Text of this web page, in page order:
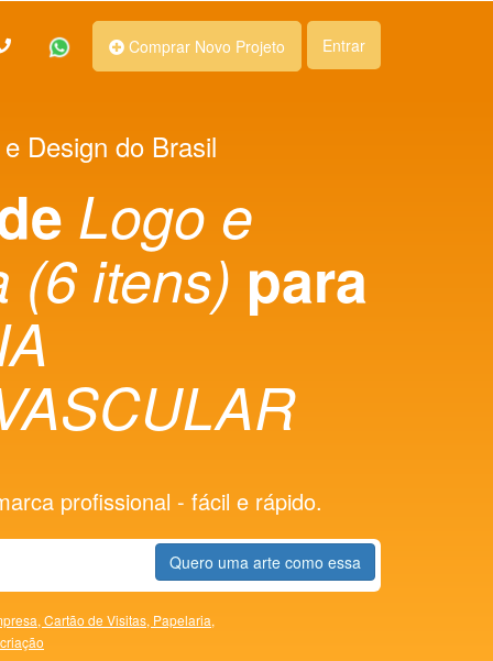
Comprar Novo Projeto Entrar
Design do Brasil
Logo e
(6 itens) para
profissional - fácil e rápido.
Quero uma arte como essa
Cartão de Visitas, Papelaria,